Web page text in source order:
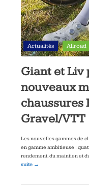
Actualités Allroad
Giant et Liv
nouveaux
chaussures
Gravel/VTT
Les nouvelles gammes de
en gamme ambitieuse :
rendement, du maintien et
suite →